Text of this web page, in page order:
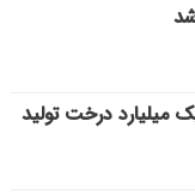
میلیارد درخت تولید